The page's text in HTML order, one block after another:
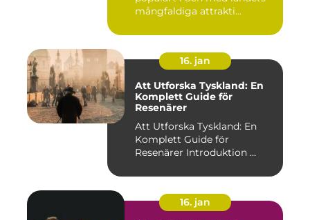
mångfaldiga attrakti...
16. jan
Att Utforska Tyskland: En
Komplett Guide för
Resenärer
Att Utforska Tyskland: En
Komplett Guide för
Resenärer Introduktion ...
16. jan